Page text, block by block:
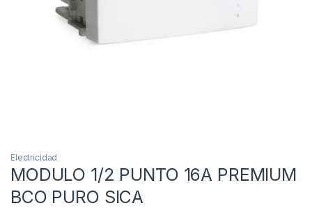
Electricidad
MODULO 1/2 PUNTO 16A PREMIUM
BCO PURO SICA